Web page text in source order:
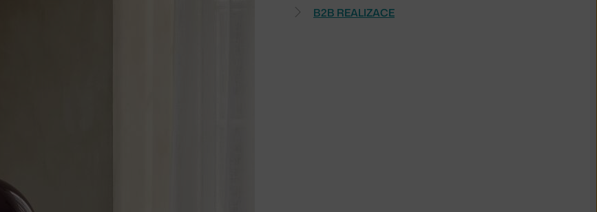
B2B REALIZACE